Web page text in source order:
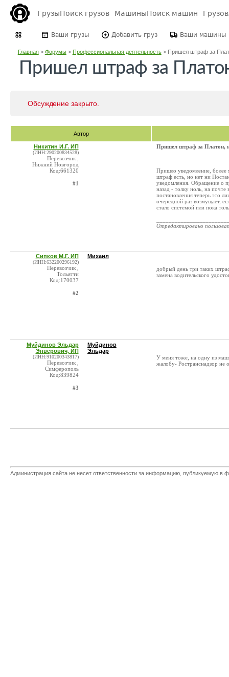
ГрузыПоиск грузов МашиныПоиск машин
Ваши грузы Добавить груз Ваши машины
Главная> Форумы> Профессиональная деятельность> Пришел штраф за
Пришел штраф за
Обсуждение закрыто.
Автор
Никитин И.Г. ИП
(ИНН:290200834528)
Перевозчик ,
Нижний Новгород
Код:661320
#1
Пришел штраф за Платон,
Пришло уведомление, более
штраф есть, но нет ни
уведомления. Обращение о
назад - толку ноль, на
постановления теперь это
очередной раз возмущает,
стало системой или пока
Отредактировано
Сипков М.Г. ИП
(ИНН:632200296192)
Перевозчик ,
Тольятти
Код:170037
#2
Михаил
добрый день три таких
замена водительского
Муйдинов Эльдар
Энверович, ИП
(ИНН:910200343817)
Перевозчик ,
Симферополь
Код:839824
#3
Муйдинов
Эльдар
У меня тоже, на одну из
жалобу- Ространснадзор не
Администрация сайта не несет ответственности за информацию, публикуемую